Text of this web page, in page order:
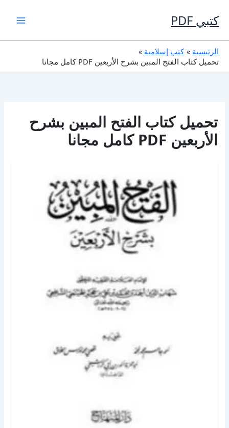
إلى
المحتوى
كتبي PDF
الرئيسية
كتب إسلامية
تحميل كتاب الفتح المبين بشرح الأربعين PDF كامل مجانا
تحميل كتاب الفتح المبين بشرح
الأربعين PDF كامل مجانا